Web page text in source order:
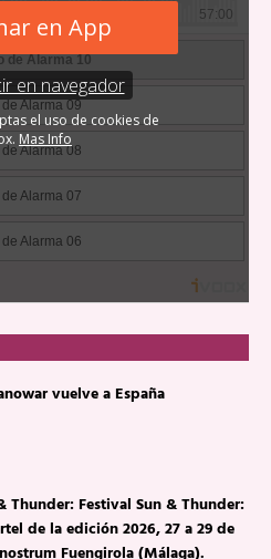
vuelve a España
Thunder: Festival Sun & Thunder:
de la edición 2026, 27 a 29 de
Fuengirola (Málaga).